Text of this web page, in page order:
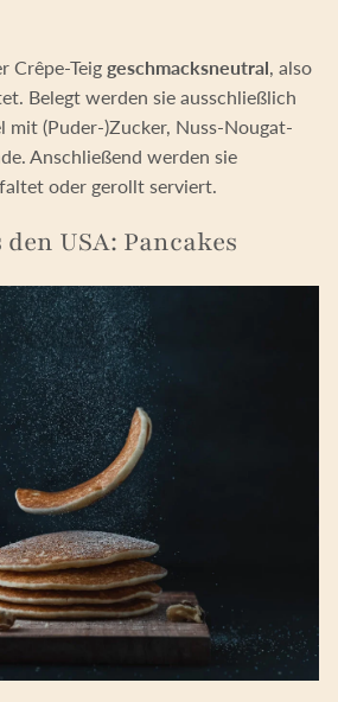
Crêpe-Teig geschmacksneutral, also
Belegt werden sie ausschließlich
mit (Puder-)Zucker, Nuss-Nougat-
Anschließend werden sie
oder gerollt serviert.
USA: Pancakes